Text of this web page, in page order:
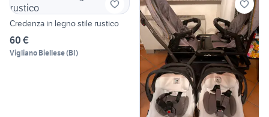
Credenza in legno stile rustico
60 €
Vigliano Biellese(BI)